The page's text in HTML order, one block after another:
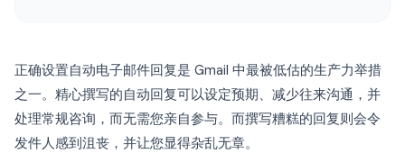
正确设置自动电子邮件回复是 Gmail 中最被低估的生产力举措
之一。精心撰写的自动回复可以设定预期、减少往来沟通，并
处理常规咨询，而无需您亲自参与。而撰写糟糕的回复则会令
发件人感到沮丧，并让您显得杂乱无章。